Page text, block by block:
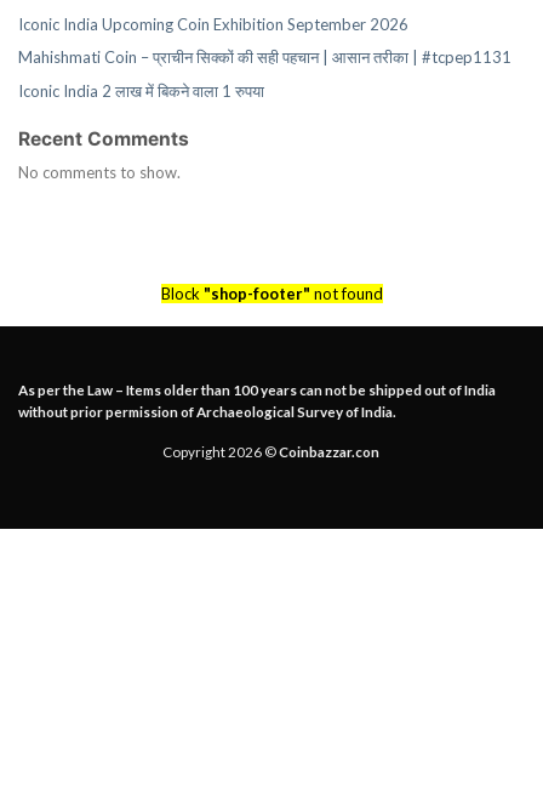
Iconic India Upcoming Coin Exhibition September 2026
Mahishmati Coin – प्राचीन सिक्कों की सही पहचान | आसान तरीका | #tcpep1131
Iconic India 2 लाख में बिकने वाला 1 रुपया
Recent Comments
No comments to show.
Block "shop-footer" not found
As per the Law – Items older than 100 years can not be shipped out of India
without prior permission of Archaeological Survey of India.
Copyright 2026 ©Coinbazzar.con